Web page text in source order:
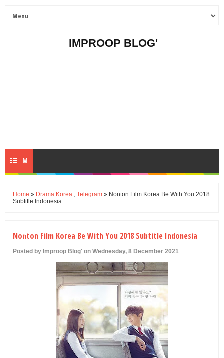
IMPROOP BLOG'
M
U
Home » Drama Korea , Telegram » Nonton Film Korea Be With You 2018
Subtitle Indonesia
Nonton Film Korea Be With You 2018 Subtitle Indonesia
Posted by Improop Blog' on Wednesday, 8 December 2021